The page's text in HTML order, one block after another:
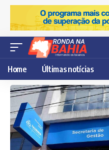
Home Últimas notícias